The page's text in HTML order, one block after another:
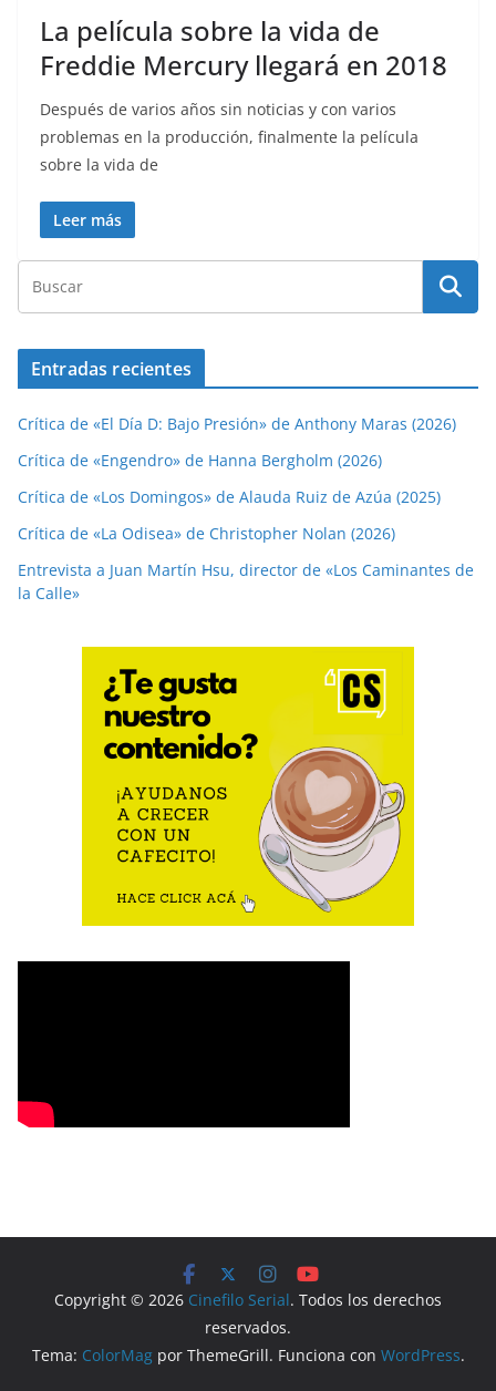
La película sobre la vida de
Freddie Mercury llegará en 2018
Después de varios años sin noticias y con varios
problemas en la producción, finalmente la película
sobre la vida de
Leer más
Entradas recientes
Crítica de «El Día D: Bajo Presión» de Anthony Maras (2026)
Crítica de «Engendro» de Hanna Bergholm (2026)
Crítica de «Los Domingos» de Alauda Ruiz de Azúa (2025)
Crítica de «La Odisea» de Christopher Nolan (2026)
Entrevista a Juan Martín Hsu, director de «Los Caminantes de
la Calle»
Copyright © 2026 Cinefilo Serial. Todos los derechos
reservados.
Tema: ColorMagpor ThemeGrill. Funciona con WordPress.